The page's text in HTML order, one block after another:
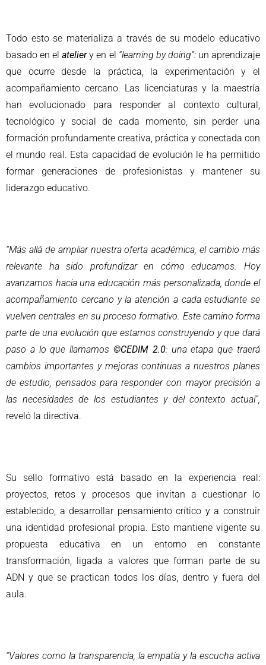
Todo esto se materializa a través de su modelo educativo
basado en elatelier y en el “learning by doing”: un aprendizaje
que ocurre desde la práctica, la experimentación y el
acompañamiento cercano. Las licenciaturas y la maestría
han evolucionado para responder al contexto cultural,
tecnológico y social de cada momento, sin perder una
formación profundamente creativa, práctica y conectada con
el mundo real. Esta capacidad de evolución le ha permitido
formar generaciones de profesionistas y mantener su
liderazgo educativo.
“Más allá de ampliar nuestra oferta académica, el cambio más
relevante ha sido profundizar en cómo educamos. Hoy
avanzamos hacia una educación más personalizada, donde el
acompañamiento cercano y la atención a cada estudiante se
vuelven centrales en su proceso formativo. Este camino forma
parte de una evolución que estamos construyendo y que dará
paso a lo que llamamos ©CEDIM 2.0: una etapa que traerá
cambios importantes y mejoras continuas a nuestros planes
de estudio, pensados para responder con mayor precisión a
las necesidades de los estudiantes y del contexto actual”,
reveló la directiva.
Su sello formativo está basado en la experiencia real:
proyectos, retos y procesos que invitan a cuestionar lo
establecido, a desarrollar pensamiento crítico y a construir
una identidad profesional propia. Esto mantiene vigente su
propuesta educativa en un entorno en constante
transformación, ligada a valores que forman parte de su
ADN y que se practican todos los días, dentro y fuera del
aula.
“Valores como la transparencia, la empatía y la escucha activa